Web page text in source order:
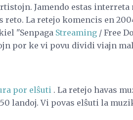
Jamendo estas
La retejo komencis en
"Senpaga Streaming / Free
por ke vi povu dividi viajn
por elŝuti . La retejo havas
landoj. Vi povas elŝuti la